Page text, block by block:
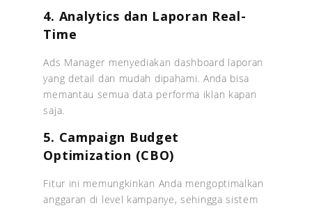
4. Analytics dan Laporan Real-
Time
Ads Manager menyediakan dashboard laporan
yang detail dan mudah dipahami. Anda bisa
memantau semua data performa iklan kapan
saja.
5. Campaign Budget
Optimization (CBO)
Fitur ini memungkinkan Anda mengoptimalkan
anggaran di level kampanye, sehingga sistem